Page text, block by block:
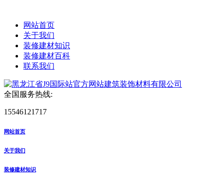
网站首页
关于我们
装修建材知识
装修建材百科
联系我们
全国服务热线:
15546121717
网站首页
关于我们
装修建材知识